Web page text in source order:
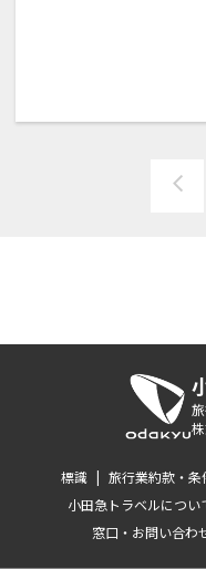
標識 | 旅行業約款・条
小田急トラベルについ
窓口・お問い合わ